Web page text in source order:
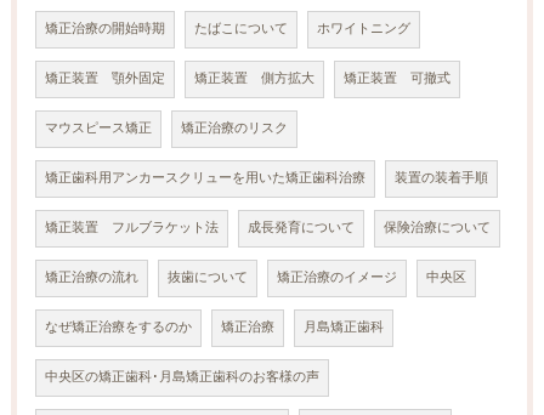
矯正治療の開始時期 たばこについて ホワイトニング
矯正装置 顎外固定 矯正装置 側方拡大 矯正装置 可撤式
マウスピース矯正 矯正治療のリスク
矯正歯科用アンカースクリューを用いた矯正歯科治療 装置の装着手順
矯正装置 フルブラケット法 成長発育について 保険治療について
矯正治療の流れ 抜歯について 矯正治療のイメージ 中央区
なぜ矯正治療をするのか 矯正治療 月島矯正歯科
中央区の矯正歯科･月島矯正歯科のお客様の声